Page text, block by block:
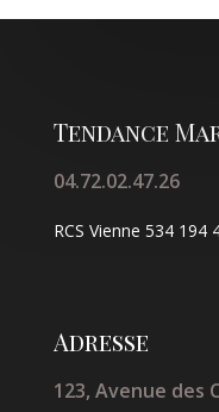
Tendance
04.72.02.47.26
RCS Vienne 534 194
Adresse
123, Avenue des